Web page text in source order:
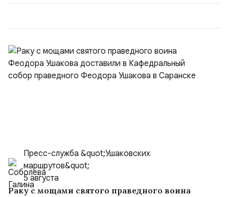
50/50. Стало: Новое соглашение закрепляет за
Пресс-служба &quot;Ушаковских
маршрутов&quot;
5 августа
Раку с мощами святого праведного воина